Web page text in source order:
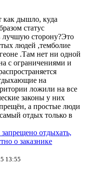
как дышло, куда
статус
лучшую сторону?Это
людей ,темболие
.Там нет ни одной
с ограничениями и
на
ложили на все
законы у них
а простые люди
отдых только в
отдыхать,
о заказнике
13:55